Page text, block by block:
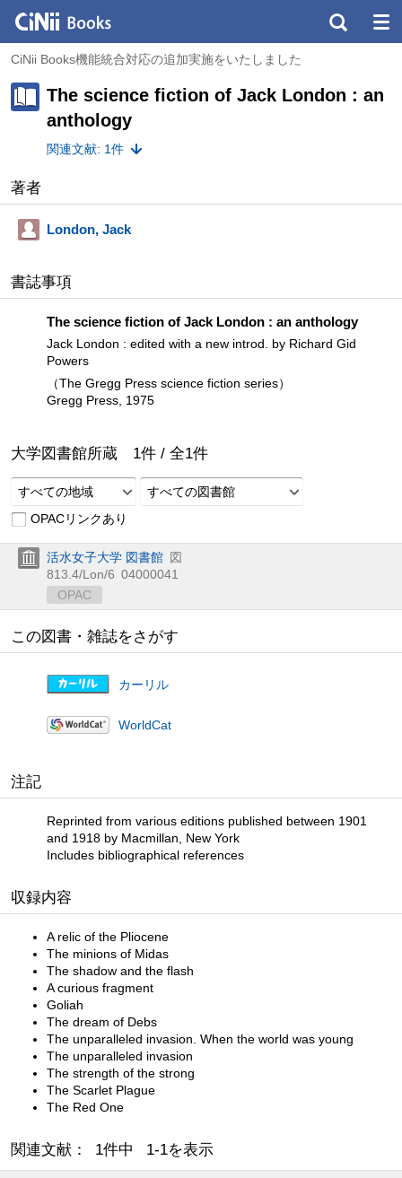
CiNii Books機能統合対応の追加実施をいたしました
The science fiction of Jack London : an
anthology
関連文献: 1件
著者
London, Jack
書誌事項
The science fiction of Jack London : an anthology
Jack London : edited with a new introd. by Richard Gid
Powers
（The Gregg Press science fiction series）
Gregg Press, 1975
大学図書館所蔵 1件 / 全1件
すべての地域
すべての図書館
OPACリンクあり
活水女子大学 図書館 図
813.4/Lon/6 04000041
OPAC
この図書・雑誌をさがす
カーリル
WorldCat
注記
Reprinted from various editions published between 1901
and 1918 by Macmillan, New York
Includes bibliographical references
収録内容
A relic of the Pliocene
The minions of Midas
The shadow and the flash
A curious fragment
Goliah
The dream of Debs
The unparalleled invasion. When the world was young
The unparalleled invasion
The strength of the strong
The Scarlet Plague
The Red One
関連文献： 1件中 1-1を表示